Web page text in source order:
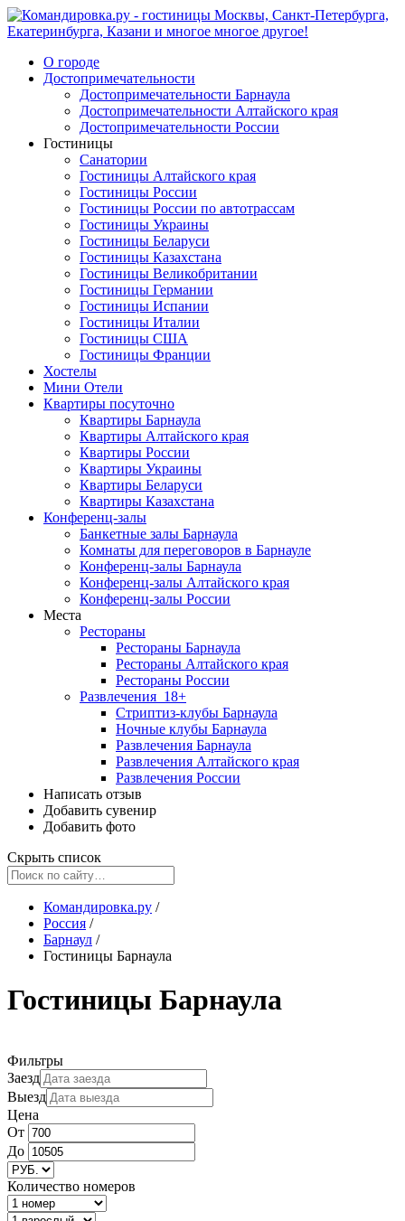
О городе
Достопримечательности
Достопримечательности Барнаула
Достопримечательности Алтайского края
Достопримечательности России
Гостиницы
Санатории
Гостиницы Алтайского края
Гостиницы России
Гостиницы России по автотрассам
Гостиницы Украины
Гостиницы Беларуси
Гостиницы Казахстана
Гостиницы Великобритании
Гостиницы Германии
Гостиницы Испании
Гостиницы Италии
Гостиницы США
Гостиницы Франции
Хостелы
Мини Отели
Квартиры посуточно
Квартиры Барнаула
Квартиры Алтайского края
Квартиры России
Квартиры Украины
Квартиры Беларуси
Квартиры Казахстана
Конференц-залы
Банкетные залы Барнаула
Комнаты для переговоров в Барнауле
Конференц-залы Барнаула
Конференц-залы Алтайского края
Конференц-залы России
Места
Рестораны
Рестораны Барнаула
Рестораны Алтайского края
Рестораны России
Развлечения 18+
Стриптиз-клубы Барнаула
Ночные клубы Барнаула
Развлечения Барнаула
Развлечения Алтайского края
Развлечения России
Написать отзыв
Добавить сувенир
Добавить фото
Скрыть список
Командировка.ру /
Россия /
Барнаул /
Гостиницы Барнаула
Гостиницы Барнаула
Фильтры
Заезд
Выезд
Цена
От
До
Количество номеров